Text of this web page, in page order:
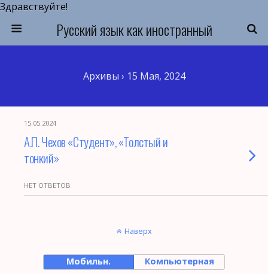
Здравствуйте!
Русский язык как иностранный
Архивы › 15 Мая, 2024
15.05.2024
А.П. Чехов «Студент», «Толстый и
тонкий»
НЕТ ОТВЕТОВ
Наверх
Мобильн. Компьютерная